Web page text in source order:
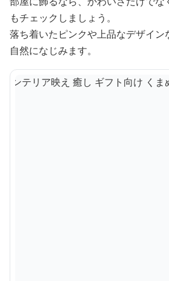
もチェックしましょう。
落ち着いたピンクや上品なデザイン
自然になじみます。